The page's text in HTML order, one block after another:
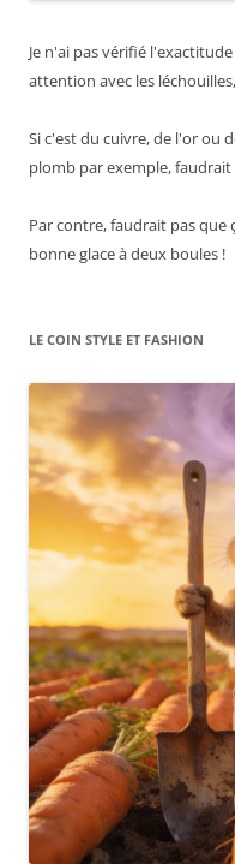
Je n'ai pas vérifié
attention avec les
Si c'est du cuivre, de l'or ou
plomb par exemple, faudrait
Par contre, faudrait pas que
bonne glace à deux boules !
LE COIN STYLE ET FASHION